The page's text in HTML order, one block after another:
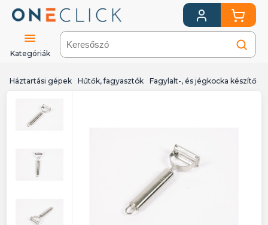
Kategóriák
Háztartási gépek Hűtők, fagyasztók Fagylalt-, és jégkocka készítő